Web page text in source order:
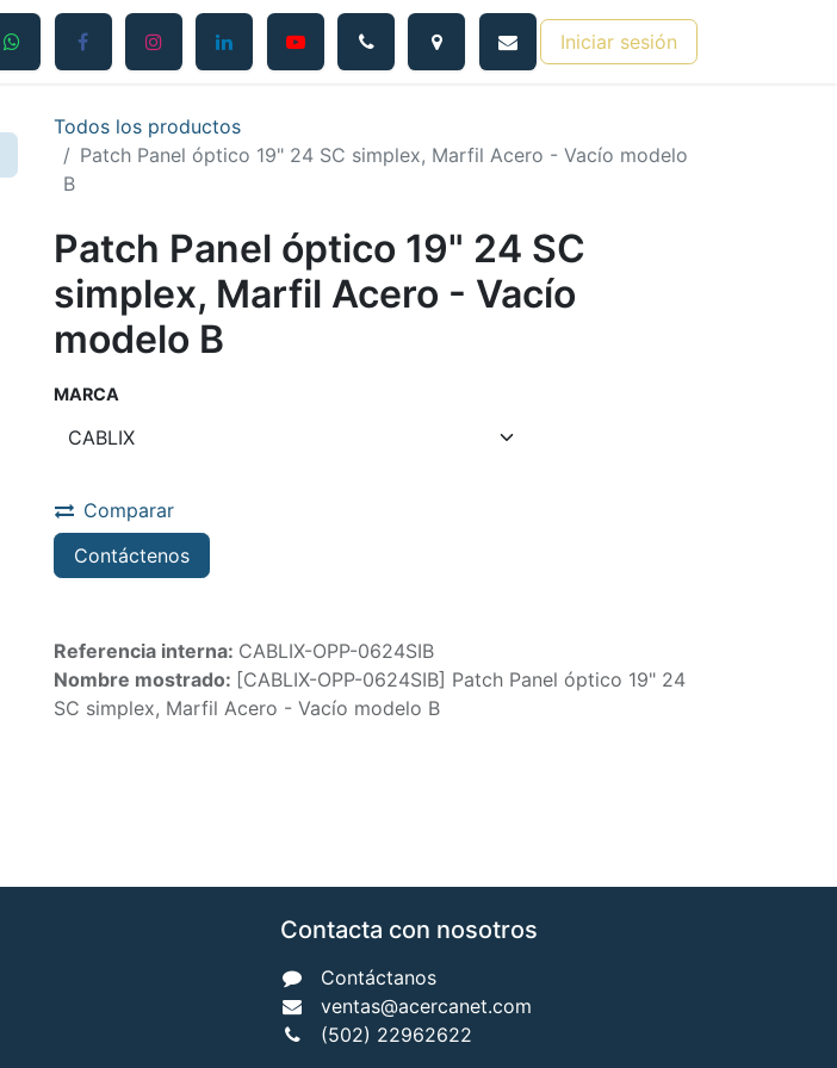
Contáctanos Blog Iniciar sesión
Todos los productos
Patch Panel óptico 19" 24 SC simplex, Marfil Acero - Vacío modelo
B
Patch Panel óptico 19" 24 SC
simplex, Marfil Acero - Vacío
modelo B
MARCA
Comparar
Contáctenos
Referencia interna: CABLIX-OPP-0624SIB
Nombre mostrado: [CABLIX-OPP-0624SIB] Patch Panel óptico 19" 24
SC simplex, Marfil Acero - Vacío modelo B
Contacta con nosotros
Contáctanos
ventas@acercanet.com
(502) 22962622